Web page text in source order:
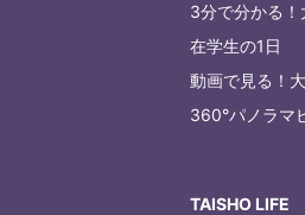
3分で分かる！
在学生の1日
動画で見る！
360°パノラマ
TAISHO LIFE